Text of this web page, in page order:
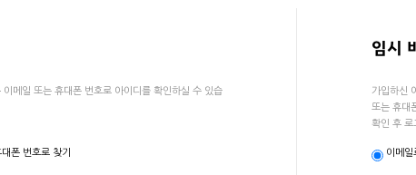
메일 또는 휴대폰 번호로 아이디를 확인하실 수 있습
폰 번호로 찾기
임시
가입하신
또는 휴대
확인 후
이메일